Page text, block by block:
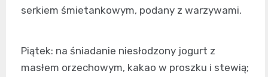
serkiem śmietankowym, podany z warzywami.
Piątek: na śniadanie niesłodzony jogurt z
masłem orzechowym, kakao w proszku i stewią;